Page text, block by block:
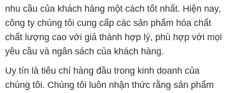
nhu cầu của khách hàng một cách tốt nhất. Hiện nay,
công ty chúng tôi cung cấp các sản phẩm hóa chất
chất lượng cao với giá thành hợp lý, phù hợp với mọi
yêu cầu và ngân sách của khách hàng.
Uy tín là tiêu chí hàng đầu trong kinh doanh của
chúng tôi. Chúng tôi luôn nhận thức rằng sản phẩm